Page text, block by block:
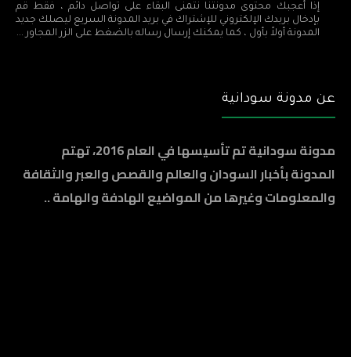
إذا أعجبك محتوى مدونتنا نتمنى البقاء على تواصل دائم ، فقط قم
بإدخال بريدك الإلكتروني للإشتراك في بريد المدونة السريع ليصلك جديد
المدونة أولاً بأول ، كما يمكنك إرسال رساله بالضغط على الزر المجاور ...
عن مدونة سودانية
مدونة سودانية تم تأسيسها في العام 2016، تهتم
المدونة بأخبار السودان والعالم والقصص والعبر والثقافة
والمعلومات وغيرها من المواضيع الهادفة والهامة ..